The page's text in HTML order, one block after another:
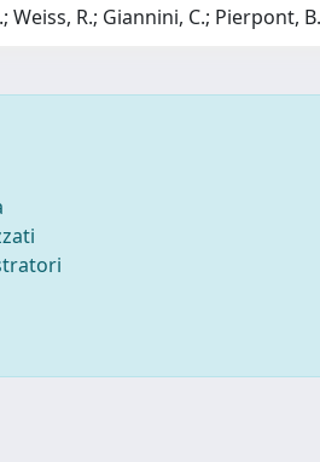
R.; Giannini, C.; Pierpont,